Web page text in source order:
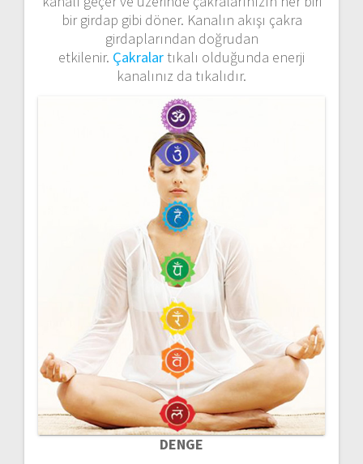
bir girdap gibi döner. Kanalın akışı çakra
girdaplarından doğrudan
etkilenir. Çakralartıkalı olduğunda enerji
kanalınız da tıkalıdır.
DENGE